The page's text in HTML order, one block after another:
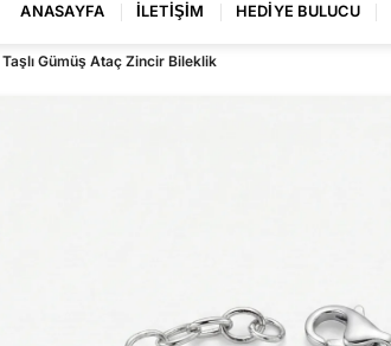
ANASAYFA İLETIŞIM HEDIYE BULUCU
Gümüş Ataç Zincir Bileklik